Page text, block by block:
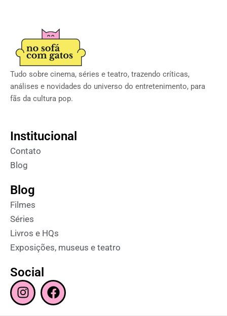
Tudo sobre cinema, séries e teatro, trazendo críticas,
análises e novidades do universo do entretenimento, para
fãs da cultura pop.
Institucional
Contato
Blog
Blog
Filmes
Séries
Livros e HQs
Exposições, museus e teatro
Social
I
n
s
F
a
c